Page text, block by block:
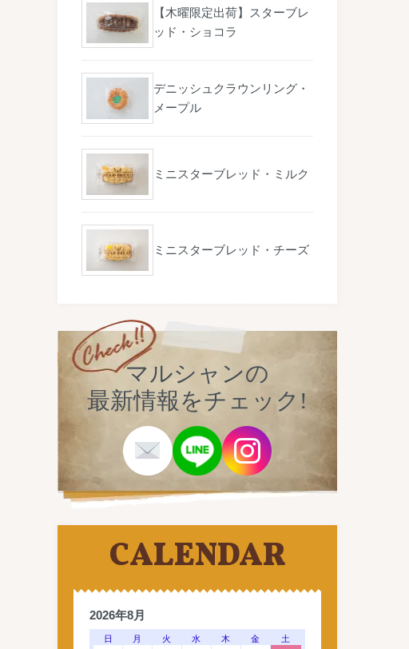
【木曜限定出荷】スターブレ
ッド・ショコラ
デニッシュクラウンリング・
メープル
ミニスターブレッド・ミルク
ミニスターブレッド・チーズ
マルシャンの
最新情報をチェック!
CALENDAR
2026年8月
日 月 火 水 木 金 土